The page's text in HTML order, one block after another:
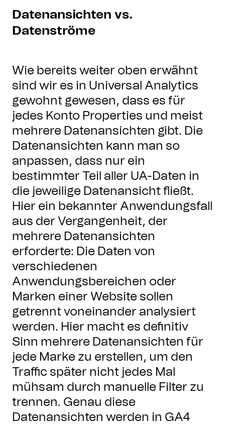
Datenansichten vs.
Datenströme
Wie bereits weiter oben erwähnt
sind wir es in Universal Analytics
gewohnt gewesen, dass es für
jedes Konto Properties und meist
mehrere Datenansichten gibt. Die
Datenansichten kann man so
anpassen, dass nur ein
bestimmter Teil aller UA-Daten in
die jeweilige Datenansicht fließt.
Hier ein bekannter Anwendungsfall
aus der Vergangenheit, der
mehrere Datenansichten
erforderte: Die Daten von
verschiedenen
Anwendungsbereichen oder
Marken einer Website sollen
getrennt voneinander analysiert
werden. Hier macht es definitiv
Sinn mehrere Datenansichten für
jede Marke zu erstellen, um den
Traffic später nicht jedes Mal
mühsam durch manuelle Filter zu
trennen. Genau diese
Datenansichten werden in GA4